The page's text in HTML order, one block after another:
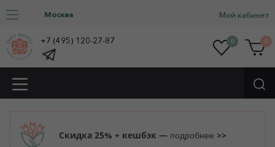
Москва Мой кабинет
+7 (495) 120-27-87 0 0
Скидка 25% + кешбэк — подробнее >>